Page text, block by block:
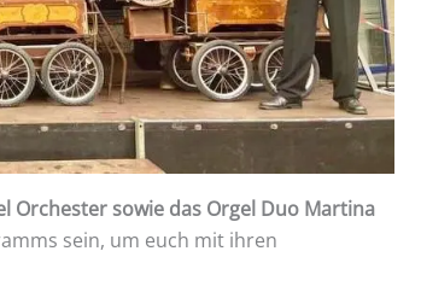
Orchester sowie das Orgel Duo Martina
sein, um euch mit ihren